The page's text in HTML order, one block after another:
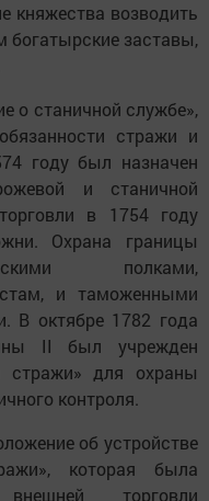
княжества возводить
богатырские заставы,
о станичной службе»,
стражи и
году был назначен
и станичной
в 1754 году
Охрана границы
полками,
и таможенными
В октябре 1782 года
II был учрежден
стражи» для охраны
контроля.
об устройстве
которая была
торговли